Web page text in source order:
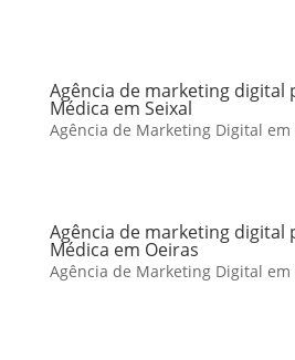
Agência de marketing digital
Médica em Seixal
Agência de Marketing Digital em
Agência de marketing digital
Médica em Oeiras
Agência de Marketing Digital em